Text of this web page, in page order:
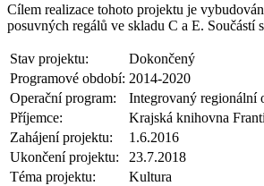
Cílem realizace tohoto projektu je
posuvných regálů ve skladu C a E.
Stav projektu:
Dokončený
Programové období: 2014-2020
Operační program:
Integrovaný regionální
Příjemce:
Krajská knihovna
Zahájení projektu:
1.6.2016
Ukončení projektu:
23.7.2018
Téma projektu:
Kultura